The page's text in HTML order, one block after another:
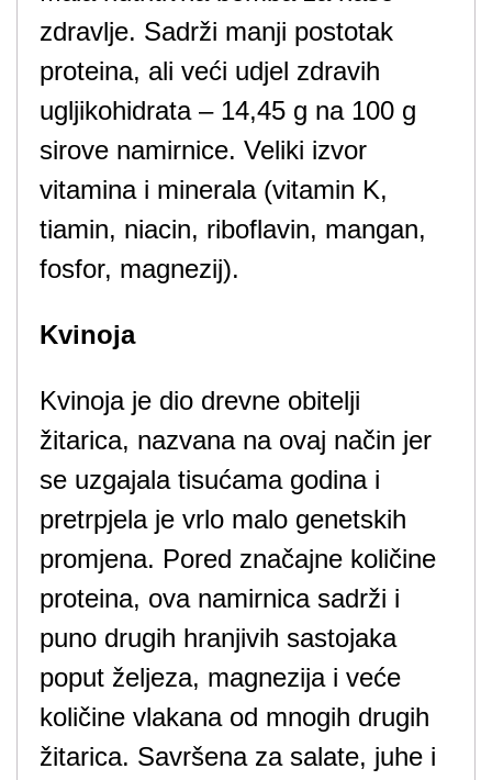
zdravlje. Sadrži manji postotak
proteina, ali veći udjel zdravih
ugljikohidrata – 14,45 g na 100 g
sirove namirnice. Veliki izvor
vitamina i minerala (vitamin K,
tiamin, niacin, riboflavin, mangan,
fosfor, magnezij).
Kvinoja
Kvinoja je dio drevne obitelji
žitarica, nazvana na ovaj način jer
se uzgajala tisućama godina i
pretrpjela je vrlo malo genetskih
promjena. Pored značajne količine
proteina, ova namirnica sadrži i
puno drugih hranjivih sastojaka
poput željeza, magnezija i veće
količine vlakana od mnogih drugih
žitarica. Savršena za salate, juhe i